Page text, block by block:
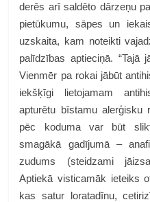
derēs arī saldēto dārzeņu
pietūkumu, sāpes un
uzskaita, kam noteikti
palīdzības aptieciņā. “Tajā
Vienmēr pa rokai jābūt
iekšķīgi lietojamam
apturētu bīstamu alerģisku
pēc koduma var būt
smagākā gadījumā –
zudums (steidzami
Aptiekā visticamāk ieteiks
kas satur loratadīnu,